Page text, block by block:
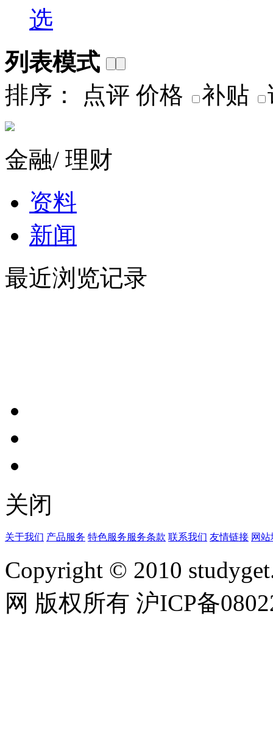
选
列表模式
排序：
点评 价格 补贴
金融/ 理财
资料
新闻
最近浏览记录
关闭
关于我们 产品服务 特色服务服务条款 联系我们 友情链接 网
Copyright © 2010
网 版权所有 沪ICP备